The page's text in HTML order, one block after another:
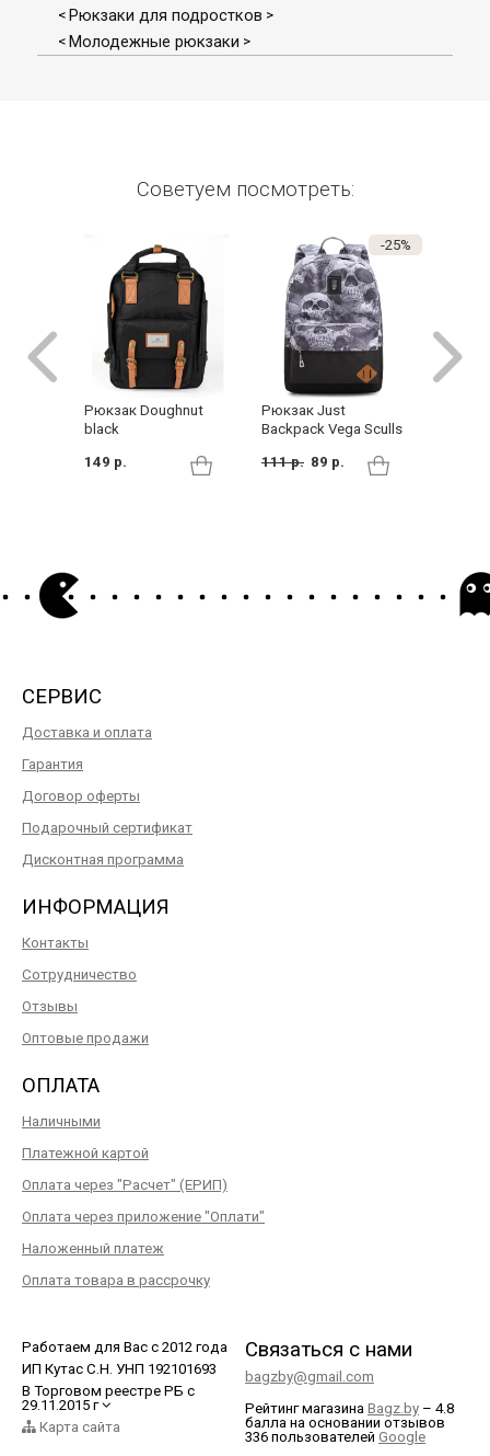
< Рюкзаки для подростков >
< Молодежные рюкзаки >
Советуем посмотреть:
Рюкзак Doughnut
black
149 р.
-25%
Рюкзак Just
Backpack Vega Sculls
111 р. 89 р.
СЕРВИС
Доставка и оплата
Гарантия
Договор оферты
Подарочный сертификат
Дисконтная программа
ИНФОРМАЦИЯ
Контакты
Сотрудничество
Отзывы
Оптовые продажи
ОПЛАТА
Наличными
Платежной картой
Оплата через "Расчет" (ЕРИП)
Оплата через приложение "Оплати"
Наложенный платеж
Оплата товара в рассрочку
Работаем для Вас с 2012 года
ИП Кутас С.Н. УНП 192101693
В Торговом реестре РБ с
29.11.2015 г
Карта сайта
Связаться с нами
bagzby@gmail.com
Рейтинг магазина Bagz.by – 4.8
балла на основании отзывов
336 пользователей Google